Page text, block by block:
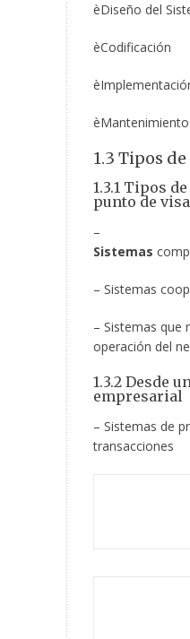
èDiseño del
èCodificación
èMantenimiento
1.3 Tipos de
1.3.1 Tipos
punto de
–
Sistemas
– Sistemas
– Sistemas que
operación del
1.3.2 Desde
empresarial
– Sistemas de
transacciones